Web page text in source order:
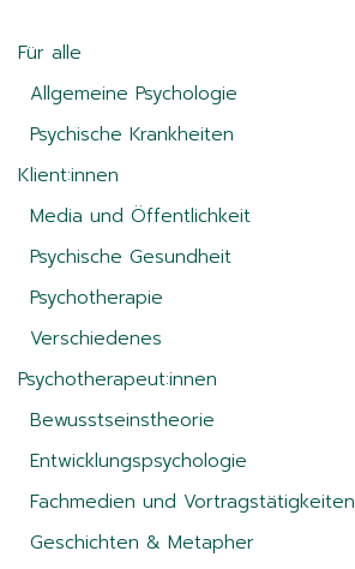
Für alle
Allgemeine Psychologie
Psychische Krankheiten
Klient:innen
Media und Öffentlichkeit
Psychische Gesundheit
Psychotherapie
Verschiedenes
Psychotherapeut:innen
Bewusstseinstheorie
Entwicklungspsychologie
Fachmedien und Vortragstätigkeiten
Geschichten & Metapher